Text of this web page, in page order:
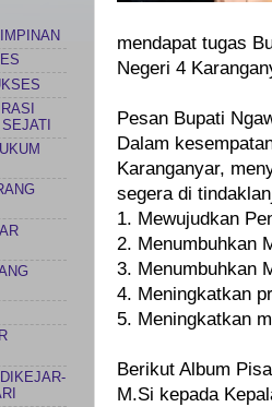
mendapat tugas
Negeri 4
Pesan Bupati
Dalam
Karanganyar,
segera di
1. Mewujudkan
2. Menumbuhkan
3. Menumbuhkan
4. Meningkatkan
5. Meningkatkan
Berikut Album
M.Si kepada